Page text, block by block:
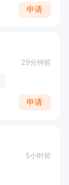
申请
29分钟前
申请
5小时前